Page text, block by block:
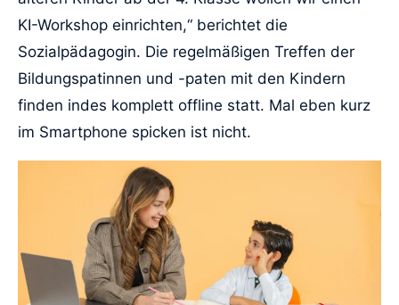
KI-Workshop einrichten,“ berichtet die
Sozialpädagogin. Die regelmäßigen Treffen der
Bildungspatinnen und -paten mit den Kindern
finden indes komplett offline statt. Mal eben kurz
im Smartphone spicken ist nicht.